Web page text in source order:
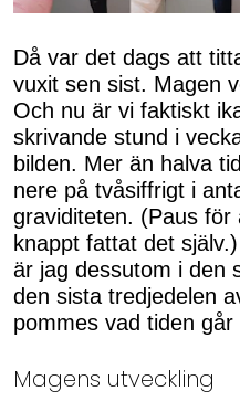
Då var det dags att
vuxit sen sist. Magen
Och nu är vi faktiskt
skrivande stund i
bilden. Mer än halva
nere på tvåsiffrigt i
graviditeten. (Paus
knappt fattat det
är jag dessutom i den
den sista tredjedelen
pommes vad tiden går
Magens utveckling